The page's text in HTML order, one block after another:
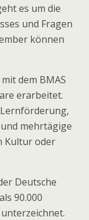
es um die
und Fragen
können
dem BMAS
erarbeitet.
mehrtägige
Kultur oder
Deutsche
90.000